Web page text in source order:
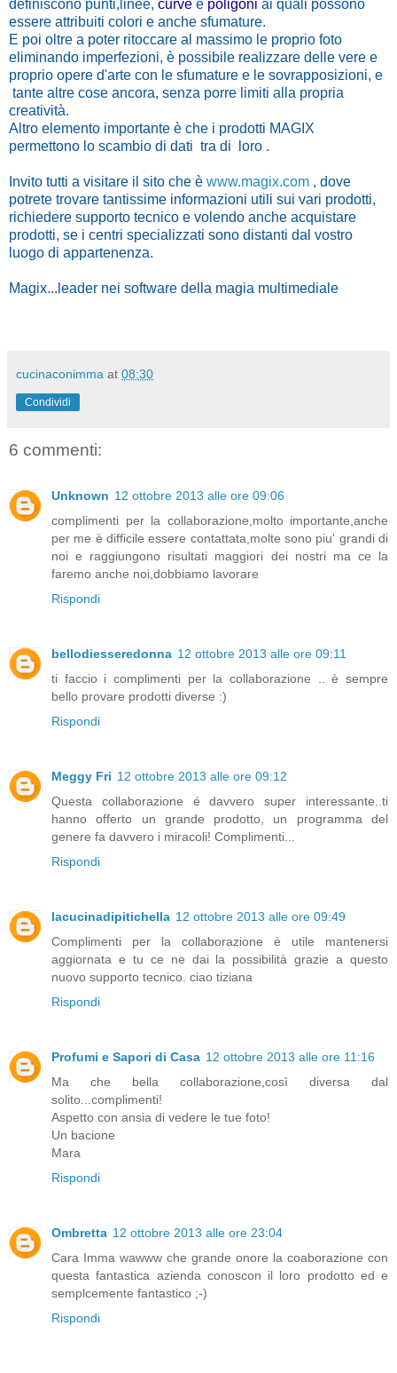
definiscono punti,linee, curve e poligoni ai quali possono
essere attribuiti colori e anche sfumature.
E poi oltre a poter ritoccare al massimo le proprio foto
eliminando imperfezioni, è possibile realizzare delle vere e
proprio opere d'arte con le sfumature e le sovrapposizioni, e
tante altre cose ancora, senza porre limiti alla propria
creatività.
Altro elemento importante è che i prodotti MAGIX
permettono lo scambio di dati tra di loro .
Invito tutti a visitare il sito che è www.magix.com , dove
potrete trovare tantissime informazioni utili sui vari prodotti,
richiedere supporto tecnico e volendo anche acquistare
prodotti, se i centri specializzati sono distanti dal vostro
luogo di appartenenza.
Magix...leader nei software della magia multimediale
cucinaconimma at 08:30
Condividi
6 commenti:
Unknown 12 ottobre 2013 alle ore 09:06
complimenti per la collaborazione,molto importante,anche
per me è difficile essere contattata,molte sono piu' grandi di
noi e raggiungono risultati maggiori dei nostri ma ce la
faremo anche noi,dobbiamo lavorare
Rispondi
bellodiesseredonna 12 ottobre 2013 alle ore 09:11
ti faccio i complimenti per la collaborazione .. è sempre
bello provare prodotti diverse :)
Rispondi
Meggy Fri 12 ottobre 2013 alle ore 09:12
Questa collaborazione é davvero super interessante..ti
hanno offerto un grande prodotto, un programma del
genere fa davvero i miracoli! Complimenti...
Rispondi
lacucinadipitichella 12 ottobre 2013 alle ore 09:49
Complimenti per la collaborazione è utile mantenersi
aggiornata e tu ce ne dai la possibilità grazie a questo
nuovo supporto tecnico. ciao tiziana
Rispondi
Profumi e Sapori di Casa 12 ottobre 2013 alle ore 11:16
Ma che bella collaborazione,così diversa dal
solito...complimenti!
Aspetto con ansia di vedere le tue foto!
Un bacione
Mara
Rispondi
Ombretta 12 ottobre 2013 alle ore 23:04
Cara Imma wawww che grande onore la coaborazione con
questa fantastica azienda conoscon il loro prodotto ed e
semplcemente fantastico ;-)
Rispondi